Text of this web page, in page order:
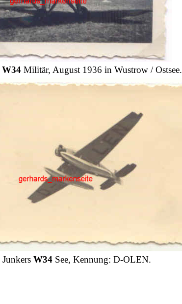
W34 Militär, August 1936 in Wustrow / Ostsee.
Junkers W34 See, Kennung: D-OLEN.